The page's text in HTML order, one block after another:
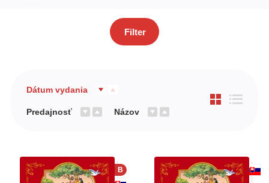
Predškoláci
Výchova a pedagogika
Všetky kategórie
Filter
Dátum vydania
Predajnosť Názov
B